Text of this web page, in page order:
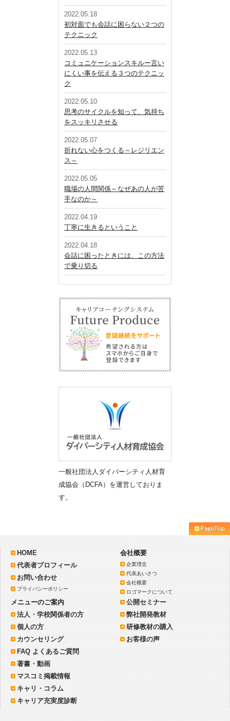
2022.05.18
初対面でも会話に困らない２つの
テクニック
2022.05.13
コミュニケーションスキルー言い
にくい事を伝える３つのテクニッ
ク
2022.05.10
思考のサイクルを知って、気持ち
をスッキリさせる
2022.05.07
折れない心をつくる～レジリエン
ス～
2022.05.05
職場の人間関係～なぜあの人が苦
手なのか～
2022.04.19
丁寧に生きるということ
2022.04.18
会話に困ったときには、この方法
で乗り切る
一般社団法人ダイバーシティ人材育
成協会（DCFA）を運営しておりま
す。
HOME
代表者プロフィール
お問い合わせ
プライバシーポリシー
会社概要
企業理念
代表あいさつ
会社概要
ロゴマークについて
メニューのご案内
法人・学校関係者の方
個人の方
カウンセリング
公開セミナー
弊社開発教材
研修教材の購入
お客様の声
FAQ よくあるご質問
著書・動画
マスコミ掲載情報
キャリ・コラム
キャリア充実度診断